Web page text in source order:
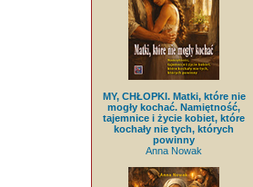
MY, CHŁOPKI. Matki, które nie
mogły kochać. Namiętność,
tajemnice i życie kobiet, które
kochały nie tych, których
powinny
Anna Nowak